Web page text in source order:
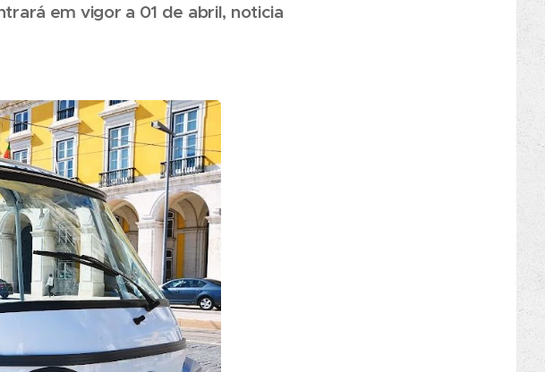
em vigor a 01 de abril, noticia